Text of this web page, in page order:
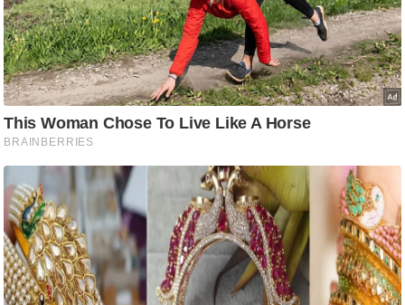
म
यि
क
मा
तृ
भू
मि
स्तं
भ
ए
म
.